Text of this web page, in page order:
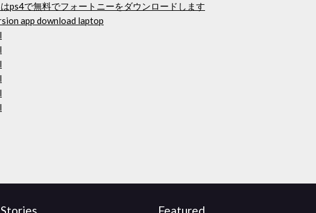
ps4で無料でフォートニーをダウンロードします
app download laptop